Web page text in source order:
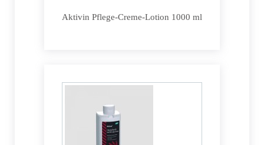
Aktivin Pflege-Creme-Lotion 1000 ml